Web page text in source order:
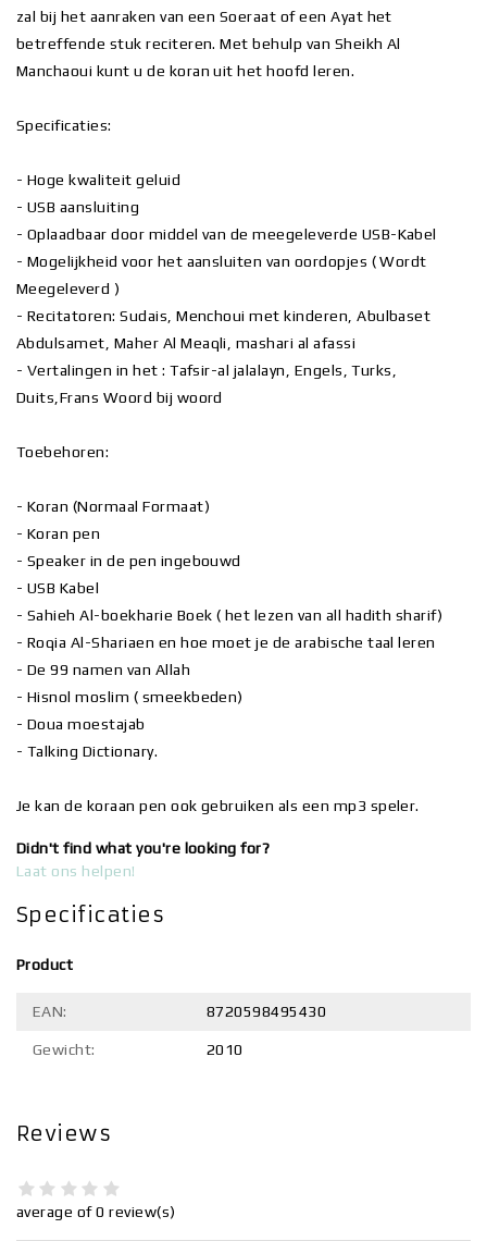
zal bij het aanraken van een Soeraat of een Ayat het
betreffende stuk reciteren. Met behulp van Sheikh Al
Manchaoui kunt u de koran uit het hoofd leren.
Specificaties:
- Hoge kwaliteit geluid
- USB aansluiting
- Oplaadbaar door middel van de meegeleverde USB-Kabel
- Mogelijkheid voor het aansluiten van oordopjes ( Wordt
Meegeleverd )
- Recitatoren: Sudais, Menchoui met kinderen, Abulbaset
Abdulsamet, Maher Al Meaqli, mashari al afassi
- Vertalingen in het : Tafsir-al jalalayn, Engels, Turks,
Duits,Frans Woord bij woord
Toebehoren:
- Koran (Normaal Formaat)
- Koran pen
- Speaker in de pen ingebouwd
- USB Kabel
- Sahieh Al-boekharie Boek ( het lezen van all hadith sharif)
- Roqia Al-Shariaen en hoe moet je de arabische taal leren
- De 99 namen van Allah
- Hisnol moslim ( smeekbeden)
- Doua moestajab
- Talking Dictionary.
Je kan de koraan pen ook gebruiken als een mp3 speler.
Didn't find what you're looking for?
Laat ons helpen!
Specificaties
Product
EAN: 8720598495430
Gewicht: 2010
Reviews
average of 0 review(s)